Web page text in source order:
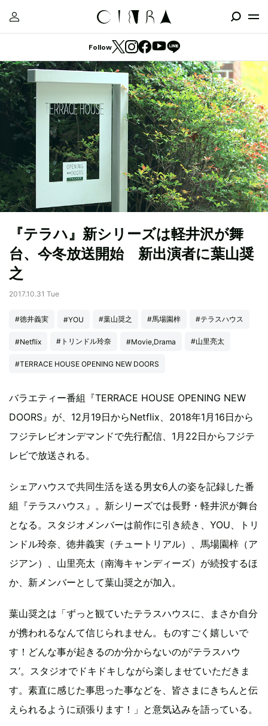
Follow
『テラハ』新シリーズは軽井沢が舞
台、今冬放送開始 新出演者に葉山奨
之
2017.10.31 Tue
#徳井義実 #YOU #葉山奨之 #馬場園梓 #テラスハウス
#Netflix #トリンドル玲奈 #Movie,Drama #山里亮太
#TERRACE HOUSE OPENING NEW DOORS
バラエティー番組『TERRACE HOUSE OPENING NEW
DOORS』が、12月19日からNetflix、2018年1月16日から
フジテレビオンデマンドで先行配信、1月22日からフジテ
レビで放送される。
シェアハウスで共同生活を送る男女6人の姿を記録した番
組『テラスハウス』。新シリーズでは長野・軽井沢が舞台
となる。スタジオメンバーは前作に引き続き、YOU、トリ
ンドル玲奈、徳井義実（チュートリアル）、馬場園梓（ア
ジアン）、山里亮太（南海キャンディーズ）が続投するほ
か、新メンバーとして葉山奨之が加入。
葉山奨之は「ずっと観ていたテラスハウスに、まさか自分
が携われるなんて信じられません。ものすごく嬉しいで
す！どんな事が起きるのか分からないのが‘テラスハウ
ス’。スタジオでドキドキしながら楽しませていただきま
す。素直に感じた事思った事などを、皆さまにきちんと伝
えられるように頑張ります！」と意気込みを語っている。